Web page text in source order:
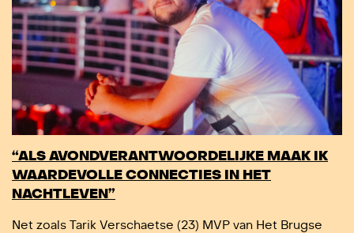
“ALS AVONDVERANTWOORDELIJKE MAAK IK
WAARDEVOLLE CONNECTIES IN HET
NACHTLEVEN”
Net zoals Tarik Verschaetse (23) MVP van Het Brugse